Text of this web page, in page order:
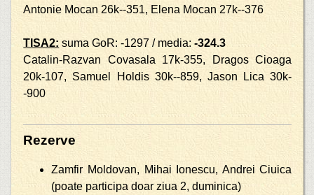
Antonie Mocan 26k--351, Elena Mocan 27k--376
TISA2: suma GoR: -1297 / media:-324.3
Catalin-Razvan Covasala 17k-355, Dragos Cioaga
20k-107, Samuel Holdis 30k--859, Jason Lica 30k-
-900
Rezerve
Zamfir Moldovan, Mihai Ionescu, Andrei Ciuica
(poate participa doar ziua 2, duminica)